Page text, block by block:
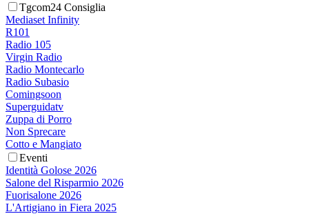
Tgcom24 Consiglia
Mediaset Infinity
R101
Radio 105
Virgin Radio
Radio Montecarlo
Radio Subasio
Comingsoon
Superguidatv
Zuppa di Porro
Non Sprecare
Cotto e Mangiato
Eventi
Identità Golose 2026
Salone del Risparmio 2026
Fuorisalone 2026
L'Artigiano in Fiera 2025